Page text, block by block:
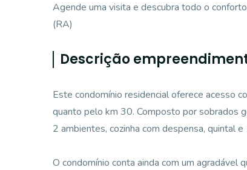
Agende uma visita e descubra todo o
(RA)
Descrição
Este condomínio residencial oferece acesso
quanto pelo km 30. Composto por sobrados
2 ambientes, cozinha com despensa, quintal
O condomínio conta ainda com um agradável